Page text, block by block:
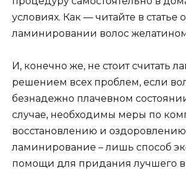
условиях. Как — читайте в
ламинировании волос
И, конечно же, не стоит считать
решением всех проблем, если
безнадежно плачевном
случае, необходимы меры по
восстановлению и оздоровлению
ламинирование – лишь способ
помощи для придания лучшего